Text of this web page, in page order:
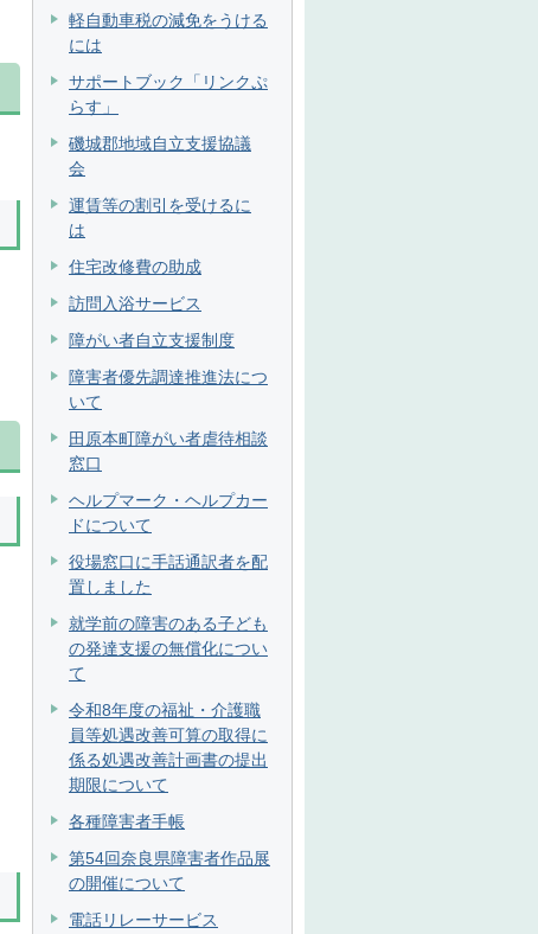
軽自動車税の減免をうける
には
サポートブック「リンクぷ
らす」
磯城郡地域自立支援協議
会
運賃等の割引を受けるに
は
住宅改修費の助成
訪問入浴サービス
障がい者自立支援制度
障害者優先調達推進法につ
いて
田原本町障がい者虐待相談
窓口
ヘルプマーク・ヘルプカー
ドについて
役場窓口に手話通訳者を配
置しました
就学前の障害のある子ども
の発達支援の無償化につい
て
令和8年度の福祉・介護職
員等処遇改善可算の取得に
係る処遇改善計画書の提出
期限について
各種障害者手帳
第54回奈良県障害者作品展
の開催について
電話リレーサービス